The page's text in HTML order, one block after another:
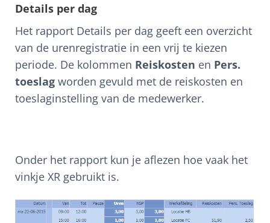
Details per dag
Het rapport Details per dag geeft een overzicht
van de urenregistratie in een vrij te kiezen
periode. De kolommen Reiskosten en Pers.
toeslag worden gevuld met de reiskosten en
toeslaginstelling van de medewerker.
Onder het rapport kun je aflezen hoe vaak het
vinkje XR gebruikt is.